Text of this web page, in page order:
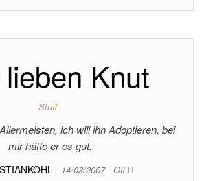
Knut
Stuff
ich will ihn Adoptieren, bei
mir hätte er es gut.
14/03/2007 Off